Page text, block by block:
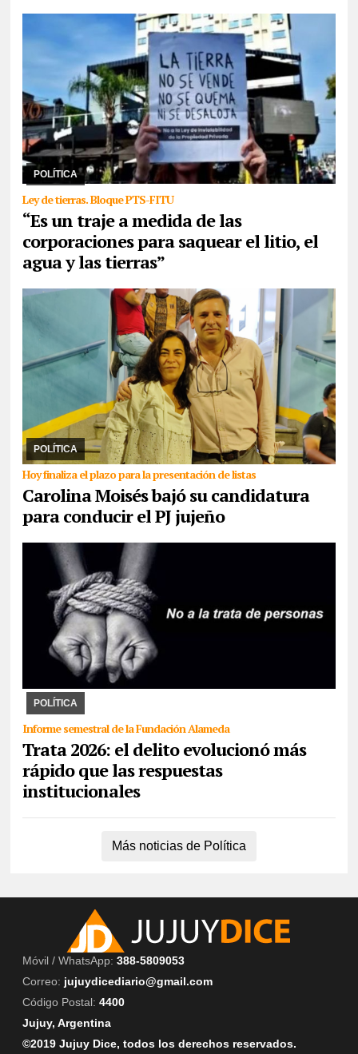
POLÍTICA
Ley de tierras. Bloque PTS-FITU
“Es un traje a medida de las
corporaciones para saquear el litio, el
agua y las tierras”
06/08/2026 Frenar la agenda de ajuste, unir en un encuentro de
bases su fuerza con las comunidades originarias, los trabajadores
y la juventud para pelear por e ...
POLÍTICA
Hoy finaliza el plazo para la presentación de listas
Carolina Moisés bajó su candidatura
para conducir el PJ jujeño
30/07/2026
Aunque señaló que la unidad “como criterio mínimo
no es suficiente”, la senadora propuso una lista repartida entre el
rivarolismo, Jenefes y ella com ...
POLÍTICA
Informe semestral de la Fundación Alameda
Trata 2026: el delito evolucionó más
rápido que las respuestas
institucionales
30/07/2026 La ONU impulsa desde 2014 el 30 de julio día para
crear conciencia y proteger los derechos de las víctimas. La
Fundación Alameda combate el delito y ...
Más noticias de Política
Móvil / WhatsApp: 388-5809053
Correo: jujuydicediario@gmail.com
Código Postal: 4400
Jujuy, Argentina
©2019 Jujuy Dice, todos los derechos reservados.